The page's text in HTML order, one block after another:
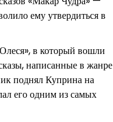
ему утвердиться в
в который вошли
написанные в жанре
поднял Куприна на
его одним из самых